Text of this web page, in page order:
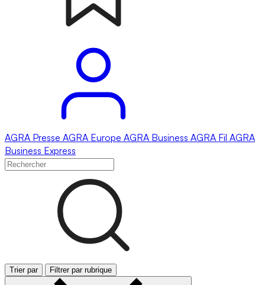
AGRA Presse AGRA Europe AGRA Business AGRA Fil AGRA
Business Express
Trier par Filtrer par rubrique